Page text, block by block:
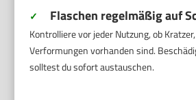
✓ Flaschen regelmäßig auf
Kontrolliere vor jeder Nutzung, ob
Verformungen vorhanden sind.
solltest du sofort austauschen.